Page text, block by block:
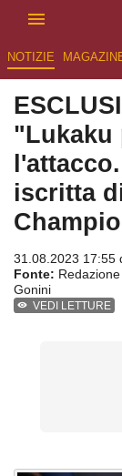
NOTIZIE
"Lukaku
iscritta
31.08.2023 17:55
Fonte:
Gonini
VEDI LETTURE